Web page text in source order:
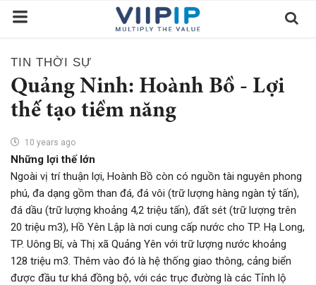
Trang chủ
Sàn Giao Dịch
Liên hệ
Tầm nhìn
Tuyển dụng nhân sự
Quy Trình/Hướng Dẫn Đầu Tư
Tiêu Chuẩn Việt Nam
TIN THỜI SỰ
Quảng Ninh: Hoành Bồ - Lợi
thế tạo tiềm năng
10 years ago
Những lợi thế lớn
Ngoài vị trí thuận lợi, Hoành Bồ còn có nguồn tài nguyên phong
phú, đa dạng gồm than đá, đá vôi (trữ lượng hàng ngàn tỷ tấn),
đá dầu (trữ lượng khoảng 4,2 triệu tấn), đất sét (trữ lượng trên
20 triệu m3), Hồ Yên Lập là nơi cung cấp nước cho TP. Hạ Long,
TP. Uông Bí, và Thị xã Quảng Yên với trữ lượng nước khoảng
128 triệu m3. Thêm vào đó là hệ thống giao thông, cảng biển
được đầu tư khá đồng bộ, với các trục đường là các Tỉnh lộ